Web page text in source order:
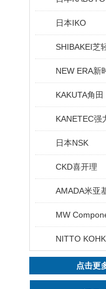
日本IKO
SHIBAKEI芝
NEW ERA新
KAKUTA角田
KANETEC强
日本NSK
CKD喜开理
AMADA米亚
MW
NITTO
点击更